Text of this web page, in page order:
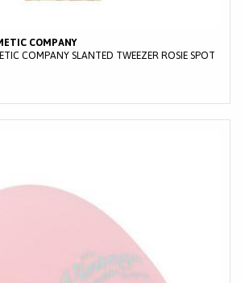
COMPANY
COMPANY SLANTED TWEEZER ROSIE SPOT